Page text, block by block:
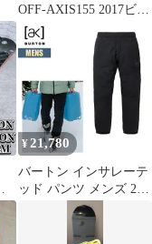
OFF-AXIS155 2017ビン
ディング付
¥21,780
バートン インサレーテ
ッド パンツ メンズ 25-
26 Burton [ak] ヘリウム
ストレッチ W26JP-
220621 [ak] Mens